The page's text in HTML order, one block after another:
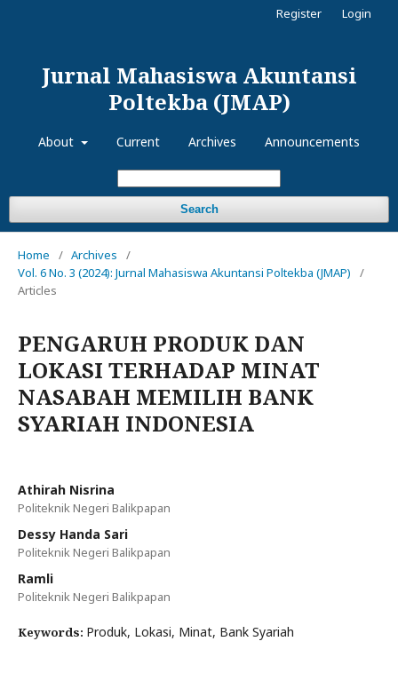
Jurnal Mahasiswa Akuntansi
Poltekba (JMAP)
About Current Archives Announcements
Search
Register Login
Home / Archives
/
Vol. 6 No. 3 (2024): Jurnal Mahasiswa Akuntansi Poltekba (JMAP)
/
Articles
PENGARUH PRODUK DAN
LOKASI TERHADAP MINAT
NASABAH MEMILIH BANK
SYARIAH INDONESIA
Athirah Nisrina
Politeknik Negeri Balikpapan
Dessy Handa Sari
Politeknik Negeri Balikpapan
Ramli
Politeknik Negeri Balikpapan
Keywords: Produk, Lokasi, Minat, Bank Syariah